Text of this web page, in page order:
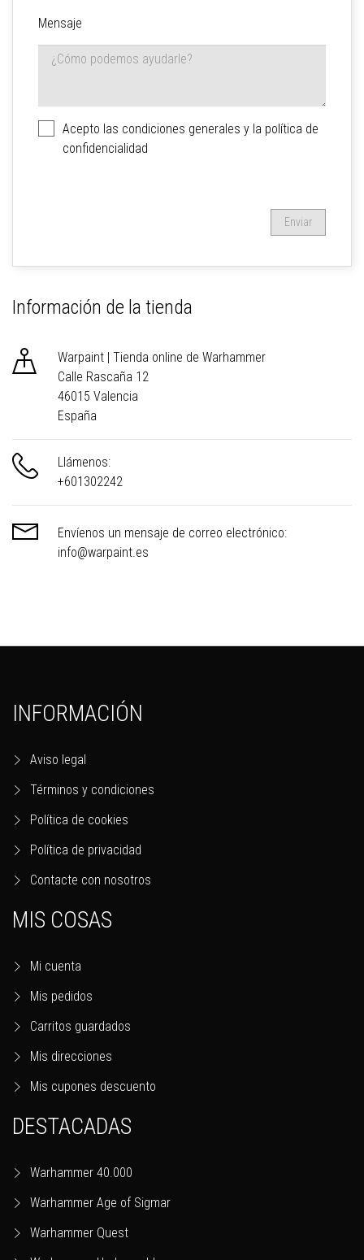
Información de la tienda

Warpaint | Tienda online de Warhammer
Calle Rascaña 12
46015 Valencia
España

Llámenos:
+601302242

Envíenos un mensaje de correo electrónico:
info@warpaint.es
Mensaje
Acepto las condiciones generales y la política de
confidencialidad
INFORMACIÓN
Aviso legal
Términos y condiciones
Política de cookies
Política de privacidad
Contacte con nosotros
MIS COSAS
Mi cuenta
Mis pedidos
Carritos guardados
Mis direcciones
Mis cupones descuento
DESTACADAS
Warhammer 40.000
Warhammer Age of Sigmar
Warhammer Quest